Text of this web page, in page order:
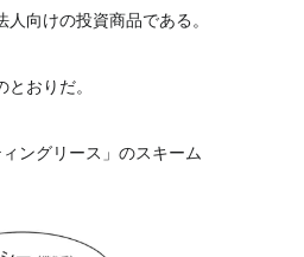
向けの投資商品である。
おりだ。
ングリース」のスキーム